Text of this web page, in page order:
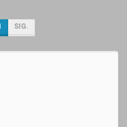
SIG.